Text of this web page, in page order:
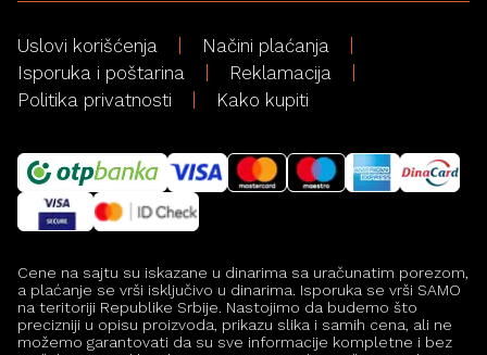
Uslovi korišćenja
Načini plaćanja
Isporuka i poštarina
Reklamacija
Politika privatnosti
Kako kupiti
Cene na sajtu su iskazane u dinarima sa uračunatim porezom,
a plaćanje se vrši isključivo u dinarima. Isporuka se vrši SAMO
na teritoriji Republike Srbije. Nastojimo da budemo što
precizniji u opisu proizvoda, prikazu slika i samih cena, ali ne
možemo garantovati da su sve informacije kompletne i bez